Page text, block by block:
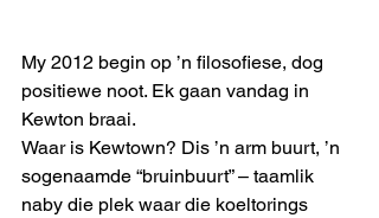
My 2012 begin op ’n filosofiese, dog
positiewe noot. Ek gaan vandag in
Kewton braai.
Waar is Kewtown? Dis ’n arm buurt, ’n
sogenaamde “bruinbuurt” – taamlik
naby die plek waar die koeltorings